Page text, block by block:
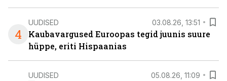
4
UUDISED 03.08.26, 13:51
Kaubavargused Euroopas tegid juunis suure
hüppe, eriti Hispaanias
UUDISED 05.08.26, 11:09